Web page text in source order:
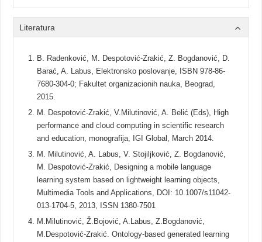
Literatura
B. Radenković, M. Despotović-Zrakić, Z. Bogdanović, D.
Barać, A. Labus, Elektronsko poslovanje, ISBN 978-86-
7680-304-0; Fakultet organizacionih nauka, Beograd,
2015.
M. Despotović-Zrakić, V.Milutinović, A. Belić (Eds), High
performance and cloud computing in scientific research
and education, monografija, IGI Global, March 2014.
M. Milutinović, A. Labus, V. Stojiljković, Z. Bogdanović,
M. Despotović-Zrakić, Designing a mobile language
learning system based on lightweight learning objects,
Multimedia Tools and Applications, DOI: 10.1007/s11042-
013-1704-5, 2013, ISSN 1380-7501
M.Milutinović, Ž.Bojović, A.Labus, Z.Bogdanović,
M.Despotović-Zrakić. Ontology-based generated learning